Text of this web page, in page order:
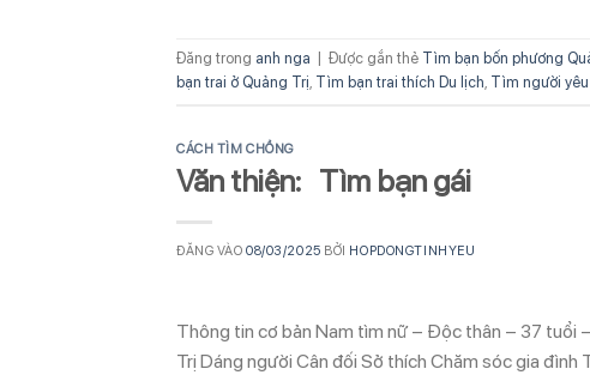
Đăng trong anh nga Được gắn thẻ Tìm bạn bốn phương
bạn trai ở Quảng Trị Tìm bạn trai thích Du lịch Tìm người
CÁCH TÌM CHỒNG
Văn thiện: Tìm bạn gái
ĐĂNG VÀO08/03/2025 BỞI HOPDONGTINHYEU
Thông tin cơ bản Nam tìm nữ – Độc thân – 37 tuổi
Trị Dáng người Cân đối Sở thích Chăm sóc gia đình